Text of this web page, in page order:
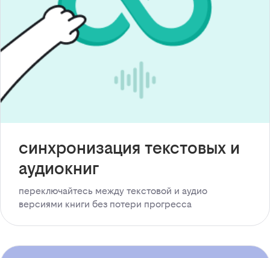
синхронизация текстовых и
аудиокниг
переключайтесь между текстовой и аудио
версиями книги без потери прогресса